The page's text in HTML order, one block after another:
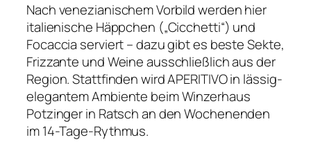
Nach venezianischem Vorbild werden hier
italienische Häppchen („Cicchetti“) und
Focaccia serviert – dazu gibt es beste Sekte,
Frizzante und Weine ausschließlich aus der
Region. Stattfinden wird APERITIVO in lässig-
elegantem Ambiente beim Winzerhaus
Potzinger in Ratsch an den Wochenenden
im 14-Tage-Rythmus.